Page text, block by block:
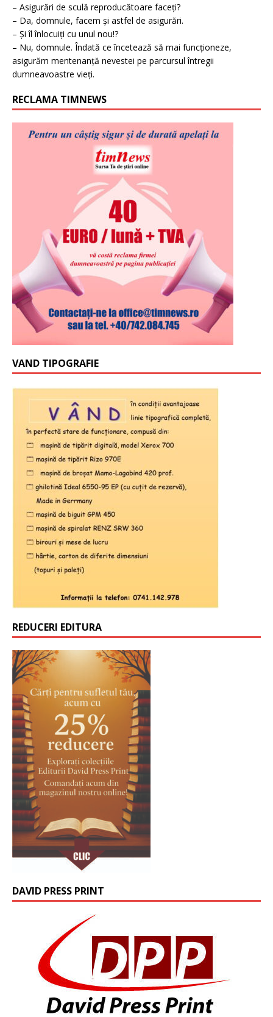
– Asigurări de sculă reproducătoare faceți?
– Da, domnule, facem și astfel de asigurări.
– Și îl înlocuiți cu unul nou!?
– Nu, domnule. Îndată ce încetează să mai funcționeze,
asigurăm mentenanță nevestei pe parcursul întregii
dumneavoastre vieți.
RECLAMA TIMNEWS
VAND TIPOGRAFIE
REDUCERI EDITURA
DAVID PRESS PRINT